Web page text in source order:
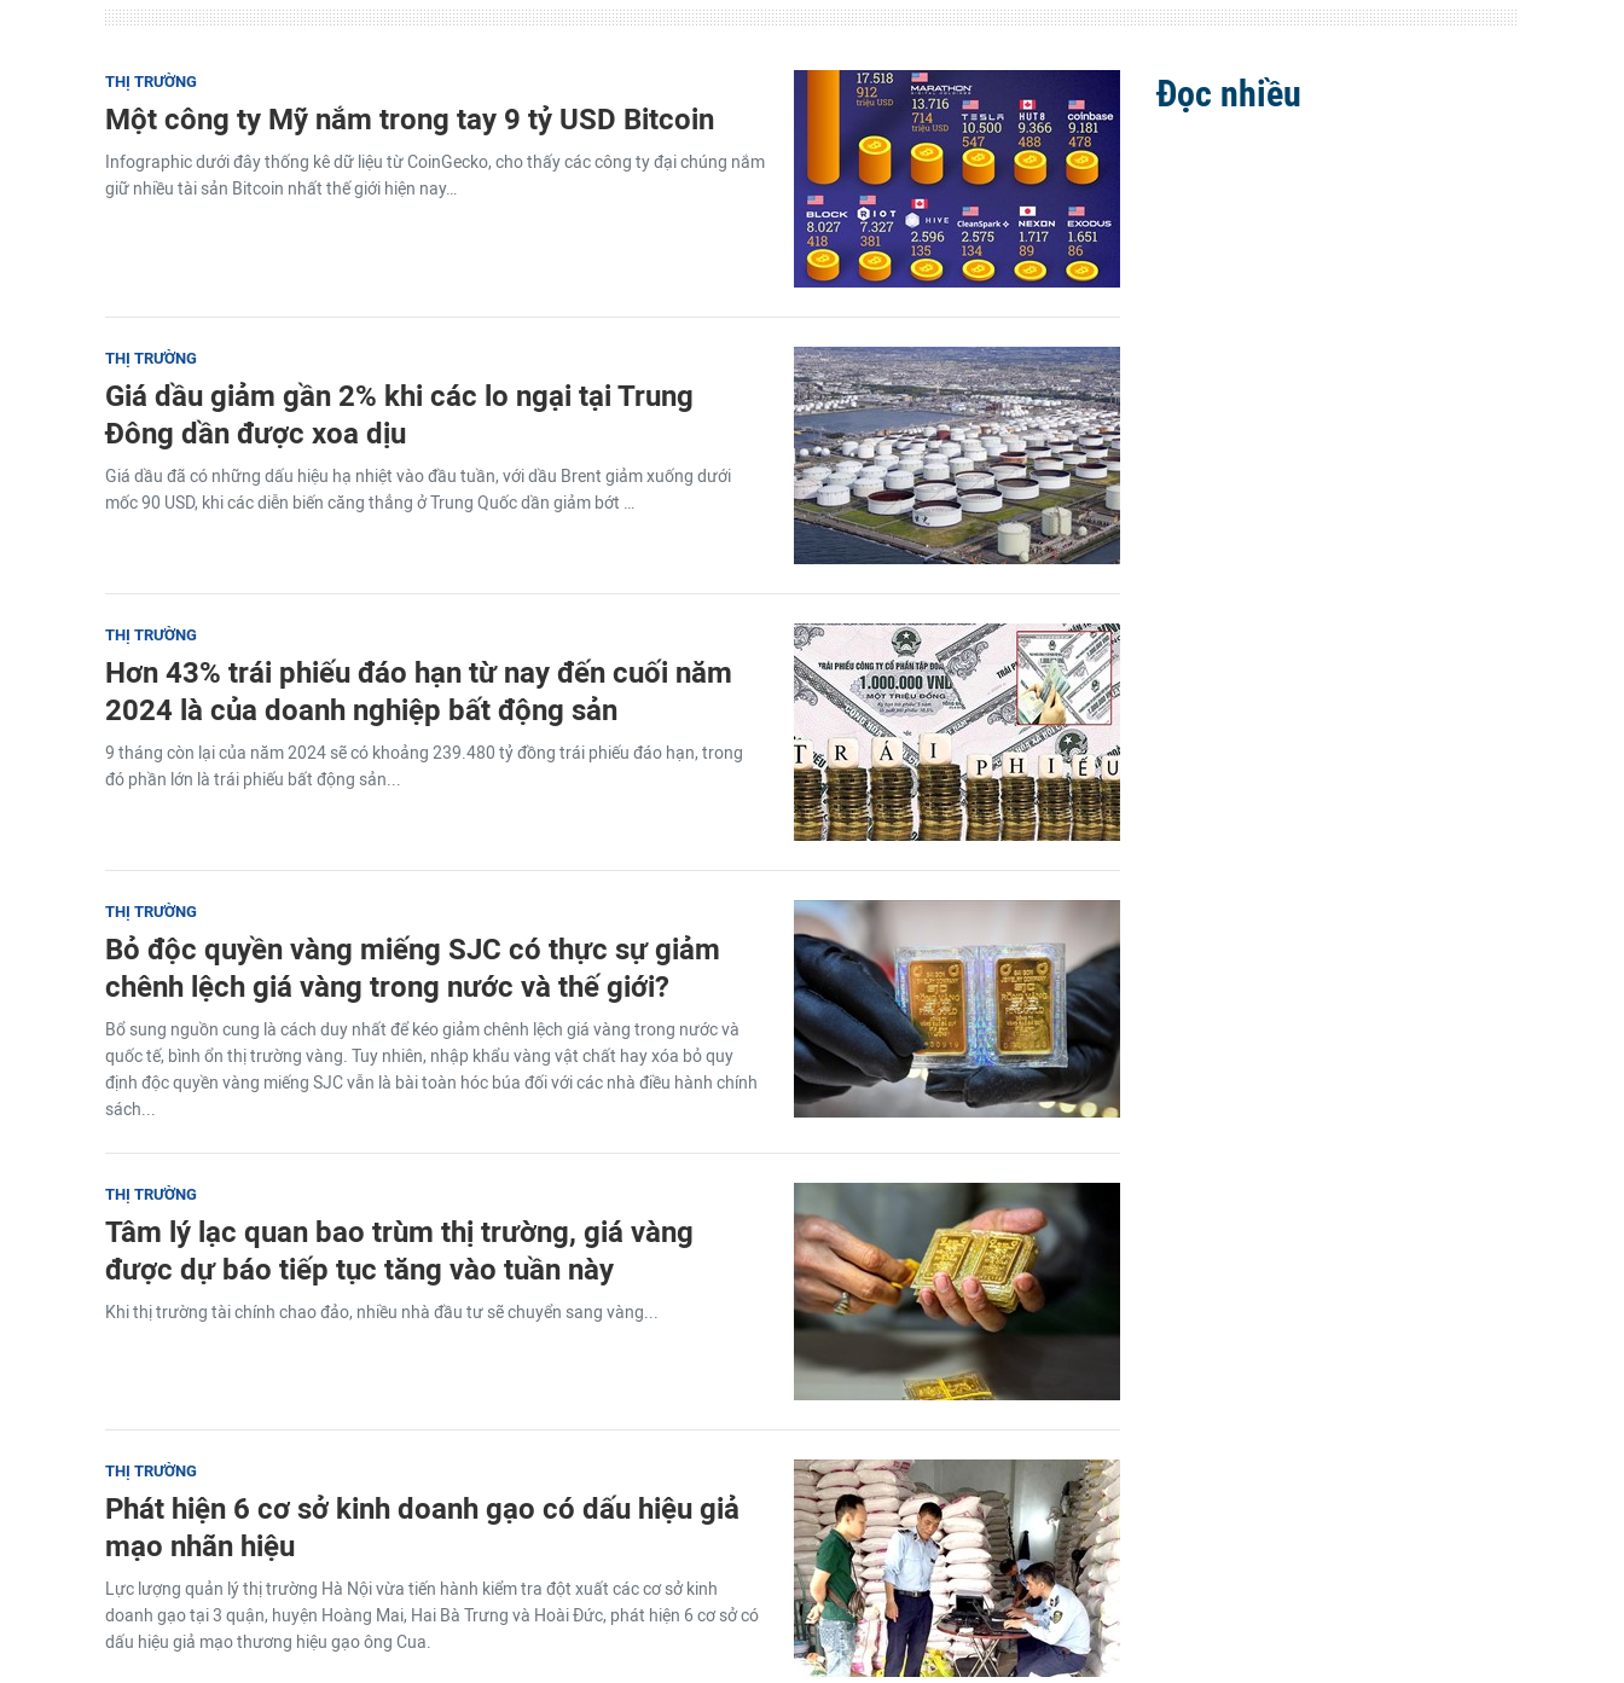
THỊ TRƯỜNG
Một công ty Mỹ nắm trong tay 9 tỷ USD Bitcoin
Infographic dưới đây thống kê dữ liệu từ CoinGecko, cho thấy các công ty đại chúng nắm
giữ nhiều tài sản Bitcoin nhất thế giới hiện nay…
THỊ TRƯỜNG
Giá dầu giảm gần 2% khi các lo ngại tại Trung
Đông dần được xoa dịu
Giá dầu đã có những dấu hiệu hạ nhiệt vào đầu tuần, với dầu Brent giảm xuống dưới
mốc 90 USD, khi các diễn biến căng thẳng ở Trung Quốc dần giảm bớt …
THỊ TRƯỜNG
Hơn 43% trái phiếu đáo hạn từ nay đến cuối năm
2024 là của doanh nghiệp bất động sản
9 tháng còn lại của năm 2024 sẽ có khoảng 239.480 tỷ đồng trái phiếu đáo hạn, trong
đó phần lớn là trái phiếu bất động sản...
THỊ TRƯỜNG
Bỏ độc quyền vàng miếng SJC có thực sự giảm
chênh lệch giá vàng trong nước và thế giới?
Bổ sung nguồn cung là cách duy nhất để kéo giảm chênh lệch giá vàng trong nước và
quốc tế, bình ổn thị trường vàng. Tuy nhiên, nhập khẩu vàng vật chất hay xóa bỏ quy
định độc quyền vàng miếng SJC vẫn là bài toàn hóc búa đối với các nhà điều hành chính
sách...
THỊ TRƯỜNG
Tâm lý lạc quan bao trùm thị trường, giá vàng
được dự báo tiếp tục tăng vào tuần này
Khi thị trường tài chính chao đảo, nhiều nhà đầu tư sẽ chuyển sang vàng...
THỊ TRƯỜNG
Phát hiện 6 cơ sở kinh doanh gạo có dấu hiệu giả
mạo nhãn hiệu
Lực lượng quản lý thị trường Hà Nội vừa tiến hành kiểm tra đột xuất các cơ sở kinh
doanh gạo tại 3 quận, huyện Hoàng Mai, Hai Bà Trưng và Hoài Đức, phát hiện 6 cơ sở có
dấu hiệu giả mạo thương hiệu gạo ông Cua.
Đọc nhiều